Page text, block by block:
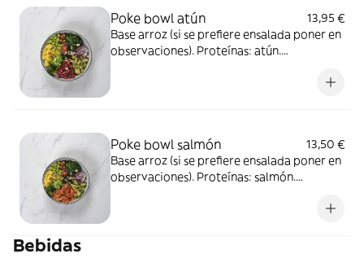
Poke bowl atún
13,95 €
Base arroz (si se prefiere ensalada poner en
observaciones). Proteínas: atún.
edamame, pepino, piña, brócoli y tomate.
Poke bowl salmón
13,50 €
Base arroz (si se prefiere ensalada poner en
observaciones). Proteínas: salmón.
edamame, pepino, piña, brócoli y tomate.
Bebidas